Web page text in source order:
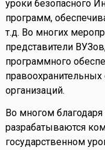
уроки безопасного
программ,
т.д. Во многих
представители
программного
организаций.
Во многом
разрабатываются
государственном